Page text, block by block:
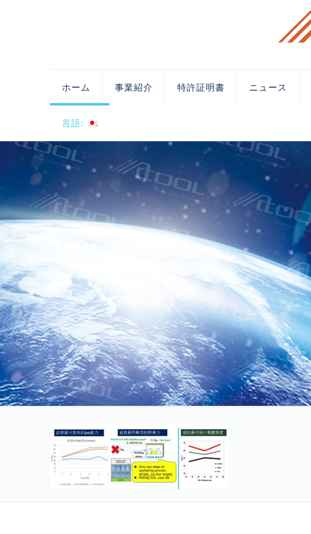
ホーム 事業紹介 特許証明書 ニュース
言語:
Home